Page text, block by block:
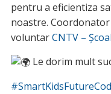
pentru a eficientiza
noastre. Coordonator
voluntarCNTV –
Le dorim mult